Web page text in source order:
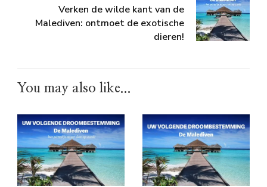
Verken de wilde kant van de
Malediven: ontmoet de exotische
dieren!
You may also like...